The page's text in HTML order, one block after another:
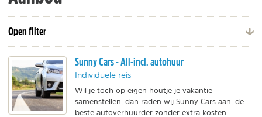
Open filter
Sunny Cars - All-incl. autohuur
Individuele reis
Wil je toch op eigen houtje je vakantie
samenstellen, dan raden wij Sunny Cars aan, de
beste autoverhuurder zonder extra kosten.